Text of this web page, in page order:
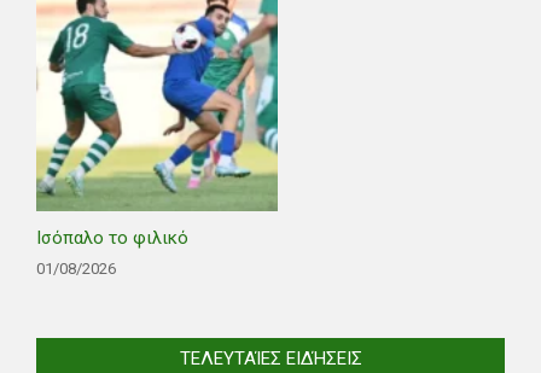
Ισόπαλο το φιλικό
01/08/2026
ΤΕΛΕΥΤΑΊΕΣ ΕΙΔΉΣΕΙΣ